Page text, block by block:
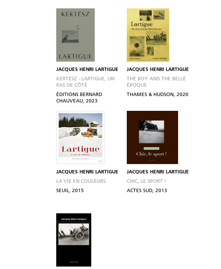
JACQUES HENRI LARTIGUE
KERTÉSZ - LARTIGUE, UN
PAS DE CÔTÉ
ÉDITIONS BERNARD
CHAUVEAU, 2023
JACQUES HENRI LARTIGUE
THE BOY AND THE BELLE
ÉPOQUE
THAMES & HUDSON, 2020
JACQUES HENRI LARTIGUE
LA VIE EN COULEURS
SEUIL, 2015
JACQUES HENRI LARTIGUE
CHIC, LE SPORT !
ACTES SUD, 2013